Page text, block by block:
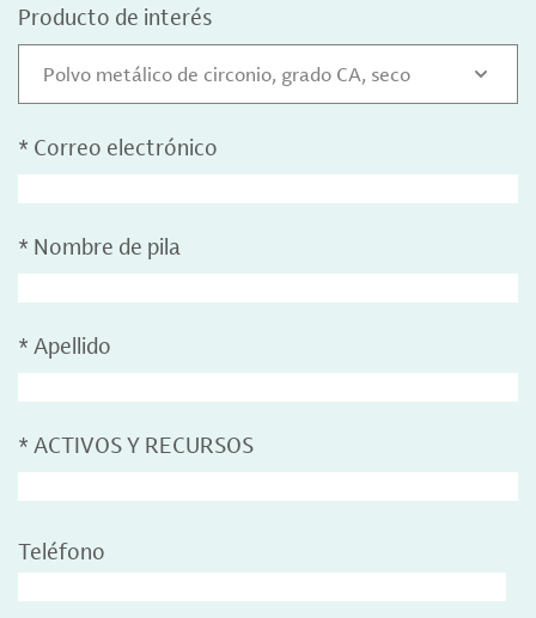
Producto de interés
Polvo metálico de circonio, grado CA, seco
* Correo electrónico
* Nombre de pila
* Apellido
* ACTIVOS Y RECURSOS
Teléfono